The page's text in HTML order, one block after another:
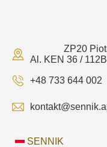
ZP20
Al. KEN 36 /
+48 733 644 002
SENNIK